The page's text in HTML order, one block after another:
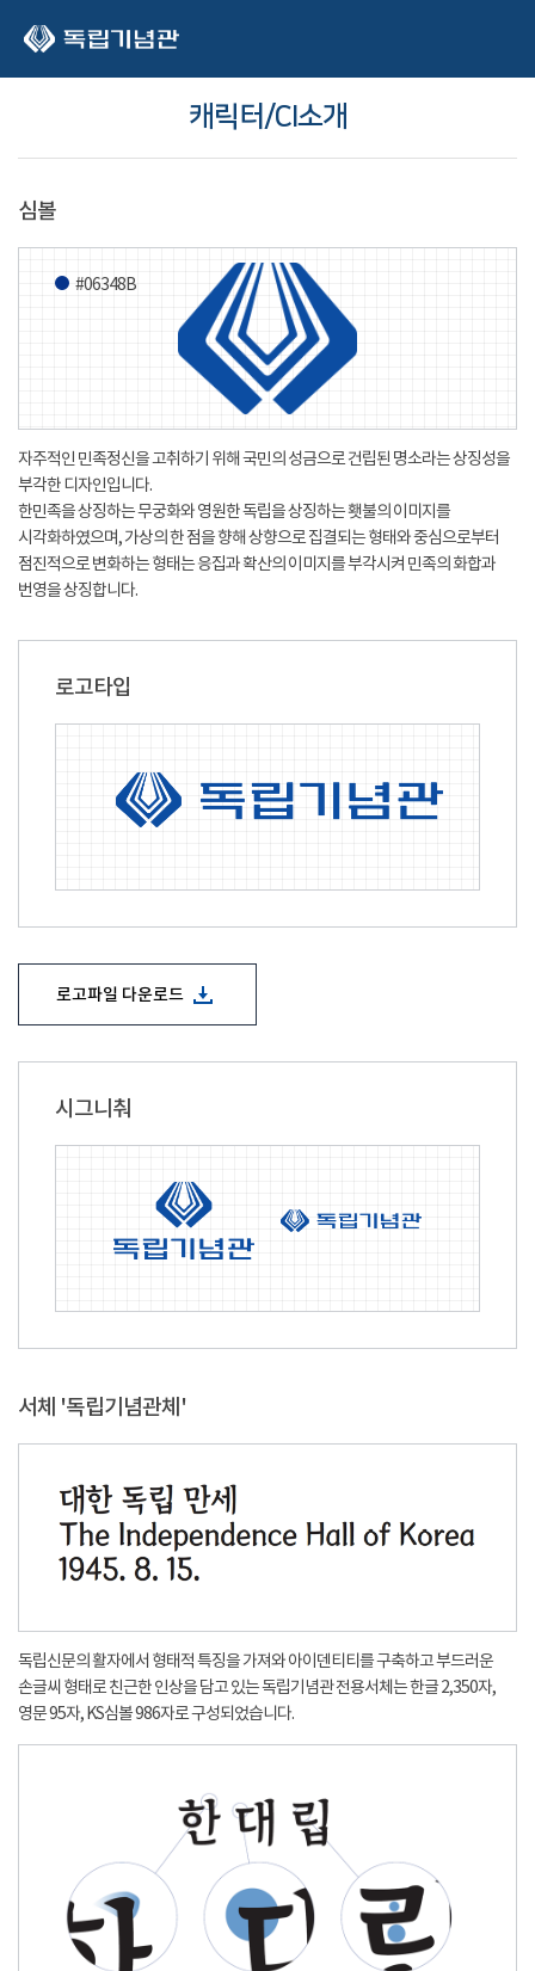
캐릭터/CI소개
심볼
#06348B
자주적인 민족정신을 고취하기 위해 국민의 성금으로 건립된 명소라는 상징성을
부각한 디자인입니다.
한민족을 상징하는 무궁화와 영원한 독립을 상징하는 횃불의 이미지를
시각화하였으며, 가상의 한 점을 향해 상향으로 집결되는 형태와 중심으로부터
점진적으로 변화하는 형태는 응집과 확산의 이미지를 부각시켜 민족의 화합과
번영을 상징합니다.
로고타입
로고파일 다운로드
시그니춰
서체 '독립기념관체'
독립신문의 활자에서 형태적 특징을 가져와 아이덴티티를 구축하고 부드러운
손글씨 형태로 친근한 인상을 담고 있는 독립기념관 전용서체는 한글 2,350자,
영문 95자, KS심볼 986자로 구성되었습니다.